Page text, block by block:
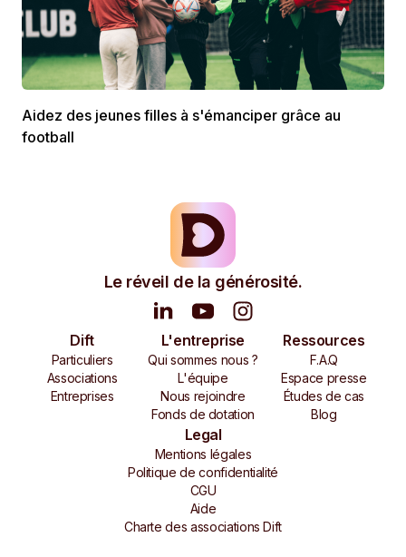
Aidez des jeunes filles à s'émanciper grâce au
football
Le réveil de la générosité.
Dift
Particuliers
Associations
Entreprises
L'entreprise
Qui sommes nous ?
L'équipe
Nous rejoindre
Fonds de dotation
Ressources
F.A.Q
Espace presse
Études de cas
Blog
Legal
Mentions légales
Politique de confidentialité
CGU
Aide
Charte des associations Dift